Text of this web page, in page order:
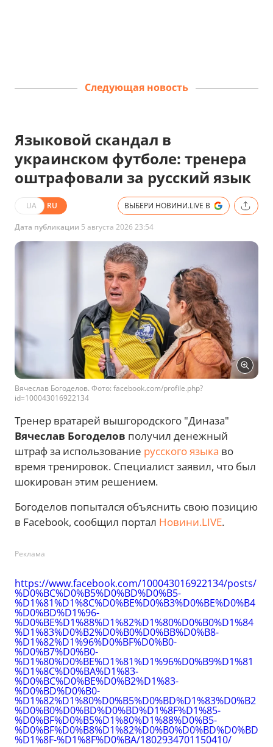
Следующая новость
Языковой скандал в
украинском футболе: тренера
оштрафовали за русский язык
UA RU ВЫБЕРИ НОВИНИ.LIVE В
Дата публикации 5 августа 2026 23:54
Вячеслав Богоделов. Фото: facebook.com/profile.php?
id=100043016922134
Тренер вратарей вышгородского "Диназа"
Вячеслав Богоделов получил денежный
штраф за использование русского языка во
время тренировок. Специалист заявил, что был
шокирован этим решением.
Богоделов попытался объяснить свою позицию
в Facebook, сообщил портал Новини.LIVE.
Реклама
https://www.facebook.com/100043016922134/posts/
%D0%BC%D0%B5%D0%BD%D0%B5-
%D1%81%D1%8C%D0%BE%D0%B3%D0%BE%D0%B4
%D0%BD%D1%96-
%D0%BE%D1%88%D1%82%D1%80%D0%B0%D1%84
%D1%83%D0%B2%D0%B0%D0%BB%D0%B8-
%D1%82%D1%96%D0%BF%D0%B0-
%D0%B7%D0%B0-
%D1%80%D0%BE%D1%81%D1%96%D0%B9%D1%81
%D1%8C%D0%BA%D1%83-
%D0%BC%D0%BE%D0%B2%D1%83-
%D0%BD%D0%B0-
%D1%82%D1%80%D0%B5%D0%BD%D1%83%D0%B2
%D0%B0%D0%BD%D0%BD%D1%8F%D1%85-
%D0%BF%D0%B5%D1%80%D1%88%D0%B5-
%D0%BF%D0%B8%D1%82%D0%B0%D0%BD%D0%BD
%D1%8F-%D1%8F%D0%BA/1802934701150410/